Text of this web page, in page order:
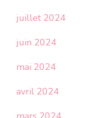
juillet 2024
juin 2024
mai 2024
avril 2024